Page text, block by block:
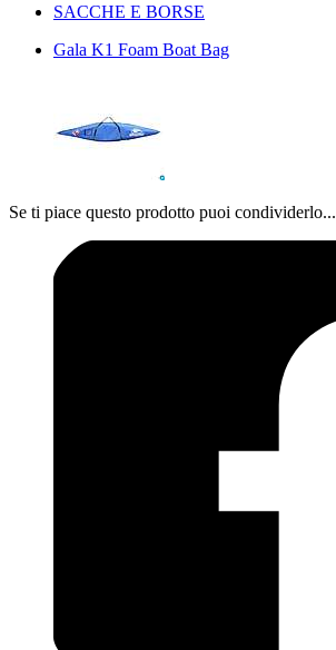
SACCHE E BORSE
Gala K1 Foam Boat Bag
Se ti piace questo prodotto puoi condividerlo...